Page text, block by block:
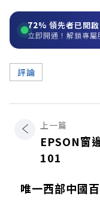
72% 領先者已開啟
立即開通！解鎖專屬
評論
上一篇
EPSON窗
101
唯一西部中國